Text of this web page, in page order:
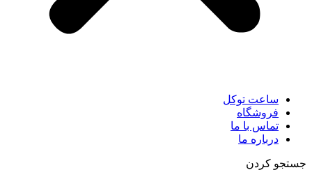
ساعت توکل
فروشگاه
تماس با ما
درباره ما
جستجو کردن